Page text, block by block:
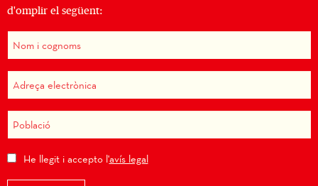
d'omplir el següent:
He llegit i accepto l'avís legal